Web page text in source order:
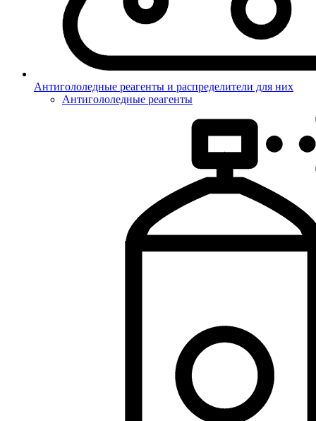
Антигололедные реагенты и распределители для них
Антигололедные реагенты